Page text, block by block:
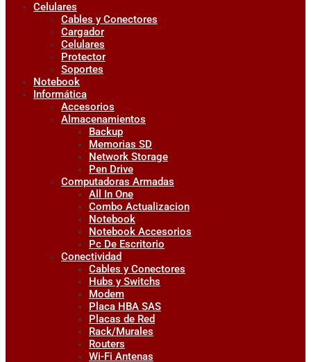
Celulares
Cables y Conectores
Cargador
Celulares
Protector
Soportes
Notebook
Informática
Accesorios
Almacenamientos
Backup
Memorias SD
Network Storage
Pen Drive
Computadoras Armadas
All In One
Combo Actualizacion
Notebook
Notebook Accesorios
Pc De Escritorio
Conectividad
Cables y Conectores
Hubs y Switchs
Modem
Placa HBA SAS
Placas de Red
Rack/Murales
Routers
Wi-Fi Antenas